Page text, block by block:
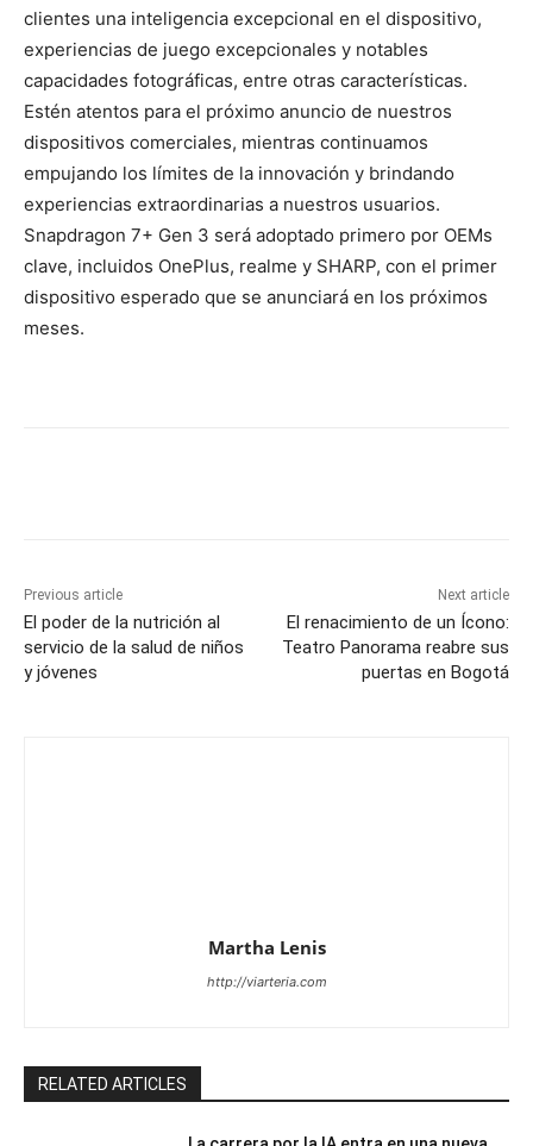
clientes una inteligencia excepcional en el dispositivo,
experiencias de juego excepcionales y notables
capacidades fotográficas, entre otras características.
Estén atentos para el próximo anuncio de nuestros
dispositivos comerciales, mientras continuamos
empujando los límites de la innovación y brindando
experiencias extraordinarias a nuestros usuarios.
Snapdragon 7+ Gen 3 será adoptado primero por OEMs
clave, incluidos OnePlus, realme y SHARP, con el primer
dispositivo esperado que se anunciará en los próximos
meses.
Previous article
El poder de la nutrición al
servicio de la salud de niños
y jóvenes
Next article
El renacimiento de un Ícono:
Teatro Panorama reabre sus
puertas en Bogotá
Martha Lenis
http://viarteria.com
RELATED ARTICLES